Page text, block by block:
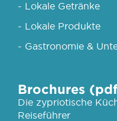
- Lokale Getränke
- Lokale Produkte
- Gastronomie &
Brochures
Die zypriotische
Reiseführer